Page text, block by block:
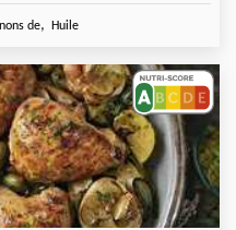
de, Huile